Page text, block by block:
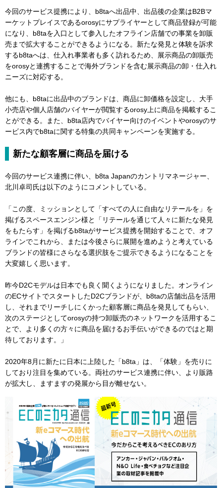
今回のサービス提携により、b8taへ出品中、出品後の企業はB2Bマ
ーケットプレイスであるorosyにサプライヤーとして商品登録が可能
になり、b8taを入口として参入したオフライン店舗での事業を卸販
売まで拡大することができるようになる。新たな発見と体験を訴求
するb8taへは、仕入れ事業者も多く訪れるため、展示商品の卸販売
をorosyと連携することで海外ブランドを含む展示商品の卸・仕入れ
ニーズに対応する。
他にも、b8taに出品中のブランドは、商品に卸価格を設定し、大手
小売店や個人店舗のバイヤーが閲覧するorosy上に商品を掲載するこ
とができる。また、b8ta店内でバイヤー向けのイベントやorosyのサ
ービス内でb8taに関する特集の共同キャンペーンを実施する。
新たな顧客層に商品を届ける
今回のサービス連携に伴い、b8ta Japanのカントリマネージャー、
北川卓司氏は以下のようにコメントしている。
「この度、ミッションとして「すべての人に自由なリテールを」を
掲げるスペースエンジン様と「リテールを通じて人々に新たな発見
をもたらす」を掲げるb8taがサービス提携を開始することで、オフ
ラインでこれから、または今後さらに展開を進めようと考えている
ブランドの皆様にさらなる選択肢をご提示できるようになることを
大変嬉しく思います。
昨今D2Cモデルは日本でも良く聞くようになりました。オンライン
のECサイトでスタートしたD2Cブランドが、b8taの店舗出品を活用
し、それまでリーチしにくかった顧客層に商品を発見してもらい、
次のステージとしてorosyの持つ卸販売のネットワークを活用するこ
とで、より多くの方々に商品を届けるお手伝いができるのではと期
待しております。」
2020年8月に新たに日本に上陸した「b8ta」は、「体験」を売りに
しており注目を集めている。両社のサービス連携に伴い、より販路
が拡大し、ますますの発展から目が離せない。